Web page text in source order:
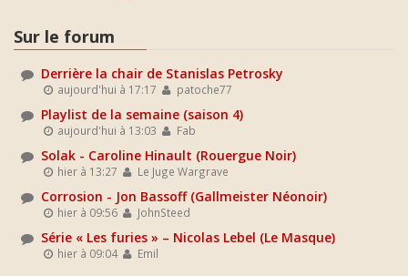
Sur le forum
Derrière la chair de Stanislas Petrosky
aujourd'hui à 17:17 patoche77
Playlist de la semaine (saison 4)
aujourd'hui à 13:03 Fab
Solak - Caroline Hinault (Rouergue Noir)
hier à 13:27 Le Juge Wargrave
Corrosion - Jon Bassoff (Gallmeister Néonoir)
hier à 09:56 JohnSteed
Série « Les furies » – Nicolas Lebel (Le Masque)
hier à 09:04 Emil